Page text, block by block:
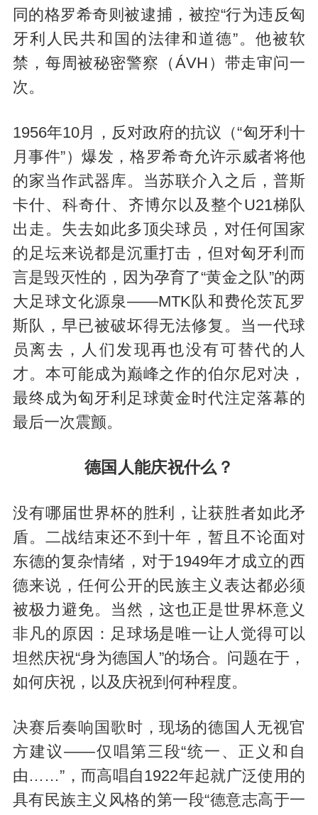
同的格罗希奇则被逮捕，被控“行为违反匈
牙利人民共和国的法律和道德”。他被软
禁，每周被秘密警察（ÁVH）带走审问一
次。
1956年10月，反对政府的抗议（“匈牙利十
月事件”）爆发，格罗希奇允许示威者将他
的家当作武器库。当苏联介入之后，普斯
卡什、科奇什、齐博尔以及整个U21梯队
出走。失去如此多顶尖球员，对任何国家
的足坛来说都是沉重打击，但对匈牙利而
言是毁灭性的，因为孕育了“黄金之队”的两
大足球文化源泉——MTK队和费伦茨瓦罗
斯队，早已被破坏得无法修复。当一代球
员离去，人们发现再也没有可替代的人
才。本可能成为巅峰之作的伯尔尼对决，
最终成为匈牙利足球黄金时代注定落幕的
最后一次震颤。
德国人能庆祝什么？
没有哪届世界杯的胜利，让获胜者如此矛
盾。二战结束还不到十年，暂且不论面对
东德的复杂情绪，对于1949年才成立的西
德来说，任何公开的民族主义表达都必须
被极力避免。当然，这也正是世界杯意义
非凡的原因：足球场是唯一让人觉得可以
坦然庆祝“身为德国人”的场合。问题在于，
如何庆祝，以及庆祝到何种程度。
决赛后奏响国歌时，现场的德国人无视官
方建议——仅唱第三段“统一、正义和自
由……”，而高唱自1922年起就广泛使用的
具有民族主义风格的第一段“德意志高于一